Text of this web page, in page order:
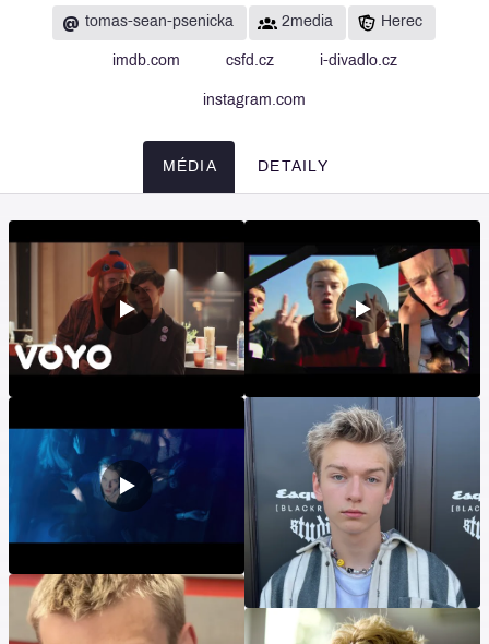
@ tomas-sean-psenicka 2media Herec
imdb.com csfd.cz i-divadlo.cz
instagram.com
MÉDIA DETAILY
Média